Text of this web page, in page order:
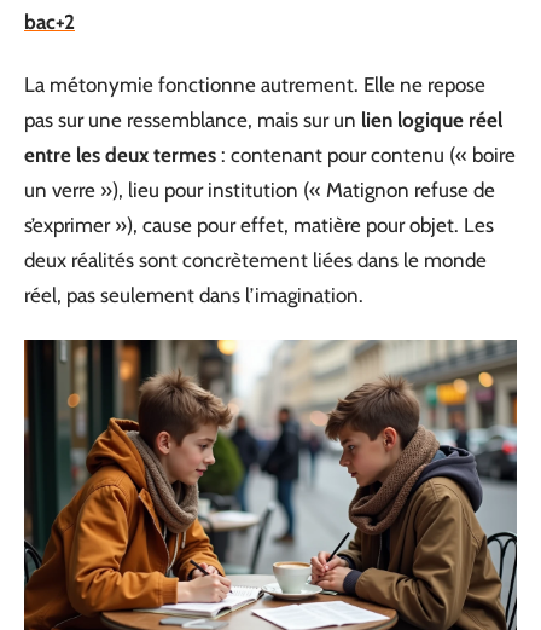
bac+2
La métonymie fonctionne autrement. Elle ne repose
pas sur une ressemblance, mais sur un lien logique réel
entre les deux termes : contenant pour contenu (« boire
un verre »), lieu pour institution (« Matignon refuse de
s’exprimer »), cause pour effet, matière pour objet. Les
deux réalités sont concrètement liées dans le monde
réel, pas seulement dans l’imagination.